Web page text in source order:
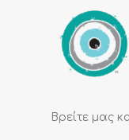
Βρείτε μας